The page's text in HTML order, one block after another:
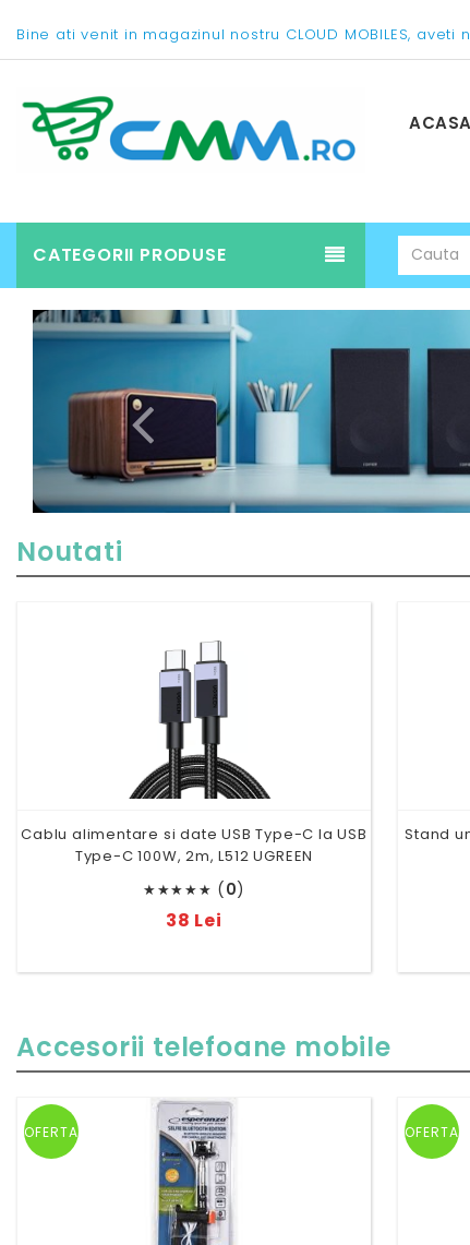
Bine ati venit in magazinul nostru CLOUD MOBILES,
ACASA
CATEGORII PRODUSE
Previous
Noutati
Cablu alimentare si date USB Type-C la USB
Type-C 100W, 2m, L512 UGREEN
★★★★★ (0)
38 Lei
Stand
Accesorii telefoane mobile
OFERTA OFERTA